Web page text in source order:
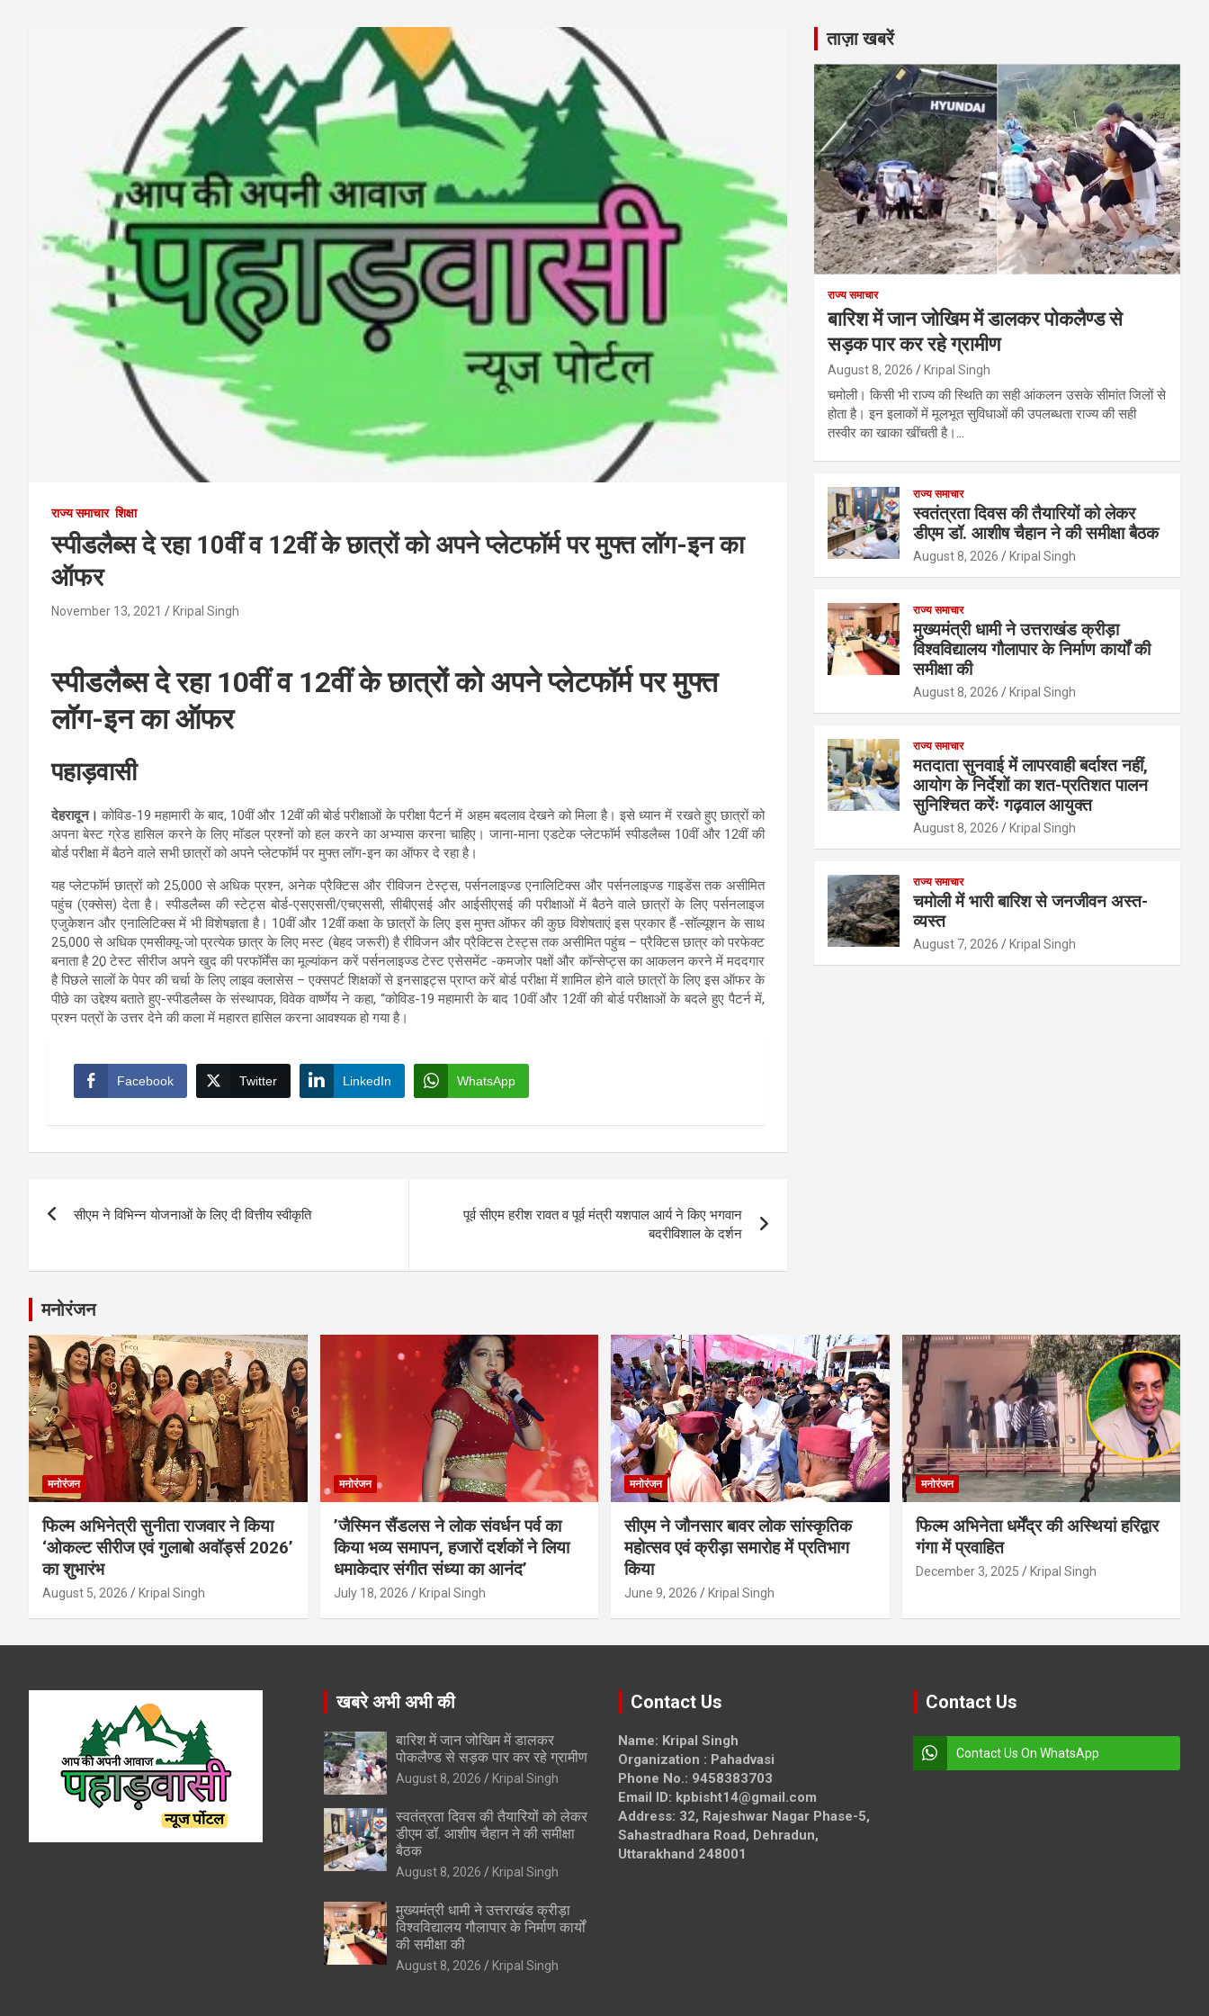
राज्य समाचार शिक्षा
स्पीडलैब्स दे रहा 10वीं व 12वीं के छात्रों को अपने प्लेटफॉर्म पर मुफ्त लॉग-इन का
ऑफर
November 13, 2021 Kripal Singh
स्पीडलैब्स दे रहा 10वीं व 12वीं के छात्रों को अपने प्लेटफॉर्म पर मुफ्त
लॉग-इन का ऑफर
पहाड़वासी
देहरादून। कोविड-19 महामारी के बाद, 10वीं और 12वीं की बोर्ड परीक्षाओं के परीक्षा पैटर्न में अहम बदलाव देखने को मिला है। इसे ध्यान में रखते हुए छात्रों को
अपना बेस्ट ग्रेड हासिल करने के लिए मॉडल प्रश्नों को हल करने का अभ्यास करना चाहिए। जाना-माना एडटेक प्लेटफॉर्म स्पीडलैब्स 10वीं और 12वीं की
बोर्ड परीक्षा में बैठने वाले सभी छात्रों को अपने प्लेटफॉर्म पर मुफ्त लॉग-इन का ऑफर दे रहा है।
यह प्लेटफॉर्म छात्रों को 25,000 से अधिक प्रश्न, अनेक प्रैक्टिस और रीविजन टेस्ट्स, पर्सनलाइज्ड एनालिटिक्स और पर्सनलाइज्ड गाइडेंस तक असीमित
पहुंच (एक्सेस) देता है। स्पीडलैब्स की स्टेट्स बोर्ड-एसएससी/एचएससी, सीबीएसई और आईसीएसई की परीक्षाओं में बैठने वाले छात्रों के लिए पर्सनलाइज
एजुकेशन और एनालिटिक्स में भी विशेषज्ञता है। 10वीं और 12वीं कक्षा के छात्रों के लिए इस मुफ्त ऑफर की कुछ विशेषताएं इस प्रकार हैं -सॉल्यूशन के साथ
25,000 से अधिक एमसीक्यू-जो प्रत्येक छात्र के लिए मस्ट (बेहद जरूरी) है रीविजन और प्रैक्टिस टेस्ट्स तक असीमित पहुंच – प्रैक्टिस छात्र को परफेक्ट
बनाता है 20़ टेस्ट सीरीज अपने खुद की परफॉर्मेंस का मूल्यांकन करें पर्सनलाइज्ड टेस्ट एसेसमेंट -कमजोर पक्षों और कॉन्सेप्ट्स का आकलन करने में मददगार
है पिछले सालों के पेपर की चर्चा के लिए लाइव क्लासेस – एक्सपर्ट शिक्षकों से इनसाइट्स प्राप्त करें बोर्ड परीक्षा में शामिल होने वाले छात्रों के लिए इस ऑफर के
पीछे का उद्देश्य बताते हुए-स्पीडलैब्स के संस्थापक, विवेक वार्ष्णेय ने कहा, “कोविड-19 महामारी के बाद 10वीं और 12वीं की बोर्ड परीक्षाओं के बदले हुए पैटर्न में,
प्रश्न पत्रों के उत्तर देने की कला में महारत हासिल करना आवश्यक हो गया है।
Facebook Twitter LinkedIn WhatsApp
navigation
सीएम ने विभिन्न योजनाओं के लिए दी वित्तीय स्वीकृति
पूर्व सीएम हरीश रावत व पूर्व मंत्री यशपाल आर्य ने किए भगवान
बदरीविशाल के दर्शन
ताज़ा खबरें
राज्य समाचार
बारिश में जान जोखिम में डालकर पोकलैण्ड से
सड़क पार कर रहे ग्रामीण
August 8, 2026 Kripal Singh
चमोली। किसी भी राज्य की स्थिति का सही आंकलन उसके सीमांत जिलों से
होता है। इन इलाकों में मूलभूत सुविधाओं की उपलब्धता राज्य की सही
तस्वीर का खाका खींचती है।…
राज्य समाचार
स्वतंत्रता दिवस की तैयारियों को लेकर
डीएम डॉ. आशीष चैहान ने की समीक्षा बैठक
August 8, 2026 Kripal Singh
राज्य समाचार
मुख्यमंत्री धामी ने उत्तराखंड क्रीड़ा
विश्वविद्यालय गौलापार के निर्माण कार्यों की
समीक्षा की
August 8, 2026 Kripal Singh
राज्य समाचार
मतदाता सुनवाई में लापरवाही बर्दाश्त नहीं,
आयोग के निर्देशों का शत-प्रतिशत पालन
सुनिश्चित करेंः गढ़वाल आयुक्त
August 8, 2026 Kripal Singh
राज्य समाचार
चमोली में भारी बारिश से जनजीवन अस्त-
व्यस्त
August 7, 2026 Kripal Singh
मनोरंजन
मनोरंजन
फिल्म अभिनेत्री सुनीता राजवार ने किया
‘ओकल्ट सीरीज एवं गुलाबो अवॉर्ड्स 2026’
का शुभारंभ
August 5, 2026 Kripal Singh
मनोरंजन
’जैस्मिन सैंडलस ने लोक संवर्धन पर्व का
किया भव्य समापन, हजारों दर्शकों ने लिया
धमाकेदार संगीत संध्या का आनंद’
July 18, 2026 Kripal Singh
मनोरंजन
सीएम ने जौनसार बावर लोक सांस्कृतिक
महोत्सव एवं क्रीड़ा समारोह में प्रतिभाग
किया
June 9, 2026 Kripal Singh
मनोरंजन
फिल्म अभिनेता धर्मेंद्र की अस्थियां हरिद्वार
गंगा में प्रवाहित
December 3, 2025 Kripal Singh
खबरे अभी अभी की
बारिश में जान जोखिम में डालकर
पोकलैण्ड से सड़क पार कर रहे ग्रामीण
August 8, 2026 Kripal Singh
स्वतंत्रता दिवस की तैयारियों को लेकर
डीएम डॉ. आशीष चैहान ने की समीक्षा
बैठक
August 8, 2026 Kripal Singh
मुख्यमंत्री धामी ने उत्तराखंड क्रीड़ा
विश्वविद्यालय गौलापार के निर्माण कार्यों
की समीक्षा की
August 8, 2026 Kripal Singh
Contact Us
Name: Kripal Singh
Organization : Pahadvasi
Phone No.: 9458383703
Email ID: kpbisht14@gmail.com
Address: 32, Rajeshwar Nagar Phase-5,
Sahastradhara Road, Dehradun,
Uttarakhand 248001
Contact Us
Contact Us On WhatsApp